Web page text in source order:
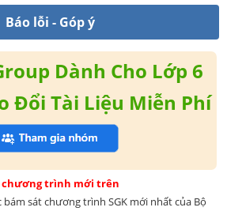
Báo lỗi - Góp ý
Dành Cho Lớp 6
Đổi Tài Liệu Miễn Phí
chương trình mới trên
bám sát chương trình SGK mới nhất của Bộ